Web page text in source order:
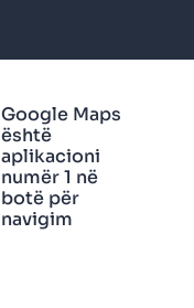
Google Maps
është
aplikacioni
numër 1 në
botë për
navigim